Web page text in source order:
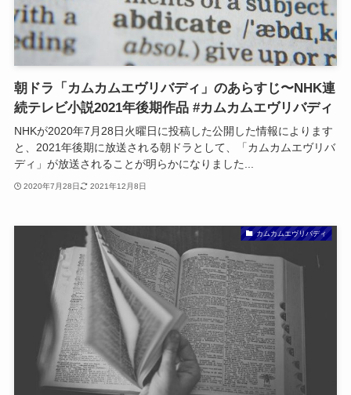
朝ドラ「カムカムエヴリバディ」のあらすじ〜NHK連
続テレビ小説2021年後期作品 #カムカムエヴリバディ
NHKが2020年7月28日火曜日に投稿した公開した情報によります
と、2021年後期に放送される朝ドラとして、「カムカムエヴリバ
ディ」が放送されることが明らかになりました...
2020年7月28日 2021年12月8日
カムカムエヴリバディ